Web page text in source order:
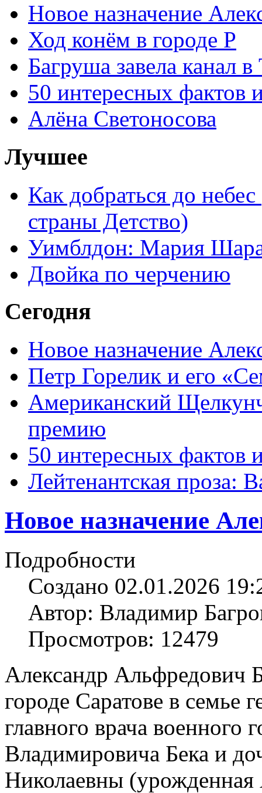
Новое назначение
Ход конём в городе Р
Багруша завела канал в
50 интересных фактов
Алёна Светоносова
Лучшее
Как добраться до
страны Детство)
Уимблдон: Мария
Двойка по черчению
Сегодня
Новое назначение
Петр Горелик и его
Американский
премию
50 интересных фактов
Лейтенантская проза:
Новое назначение
Подробности
Создано 02.01.2026
Автор: Владимир
Просмотров: 12479
Александр Альфредович
городе Саратове в семье
главного врача военного
Владимировича Бека и
Николаевны (урожденная